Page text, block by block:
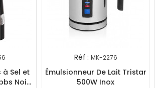
à Sel et
Noir
Réf : MK-2276
Émulsionneur De Lait Tristar
500W Inox